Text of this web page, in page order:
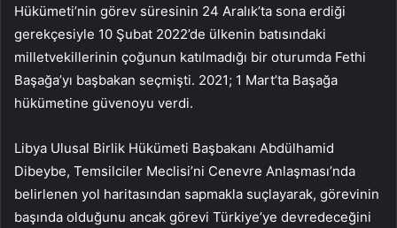
Hükümeti’nin görev süresinin 24 Aralık’ta sona erdiği
gerekçesiyle 10 Şubat 2022’de ülkenin batısındaki
milletvekillerinin çoğunun katılmadığı bir oturumda Fethi
Başağa’yı başbakan seçmişti. 2021; 1 Mart’ta Başağa
hükümetine güvenoyu verdi.
Libya Ulusal Birlik Hükümeti Başbakanı Abdülhamid
Dibeybe, Temsilciler Meclisi’ni Cenevre Anlaşması’nda
belirlenen yol haritasından sapmakla suçlayarak, görevinin
başında olduğunu ancak görevi Türkiye’ye devredeceğini